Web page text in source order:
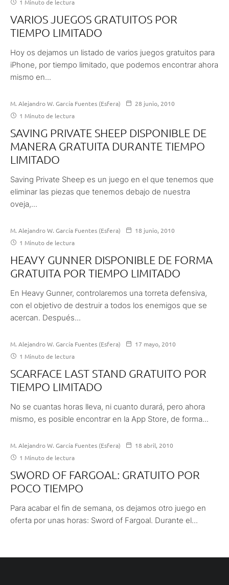
1 Minuto de lectura
VARIOS JUEGOS GRATUITOS POR
TIEMPO LIMITADO
Hoy os dejamos un listado de varios juegos gratuitos para
iPhone, por tiempo limitado, que podemos encontrar ahora
mismo en...
M. Alejandro W. García Fuentes (Esfera)
28 junio, 2010
1 Minuto de lectura
SAVING PRIVATE SHEEP DISPONIBLE DE
MANERA GRATUITA DURANTE TIEMPO
LIMITADO
Saving Private Sheep es un juego en el que tenemos que
eliminar las piezas que tenemos debajo de nuestra
oveja,...
M. Alejandro W. García Fuentes (Esfera)
18 junio, 2010
1 Minuto de lectura
HEAVY GUNNER DISPONIBLE DE FORMA
GRATUITA POR TIEMPO LIMITADO
En Heavy Gunner, controlaremos una torreta defensiva,
con el objetivo de destruir a todos los enemigos que se
acercan. Después...
M. Alejandro W. García Fuentes (Esfera)
17 mayo, 2010
1 Minuto de lectura
SCARFACE LAST STAND GRATUITO POR
TIEMPO LIMITADO
No se cuantas horas lleva, ni cuanto durará, pero ahora
mismo, es posible encontrar en la App Store, de forma...
M. Alejandro W. García Fuentes (Esfera)
18 abril, 2010
1 Minuto de lectura
SWORD OF FARGOAL: GRATUITO POR
POCO TIEMPO
Para acabar el fin de semana, os dejamos otro juego en
oferta por unas horas: Sword of Fargoal. Durante el...